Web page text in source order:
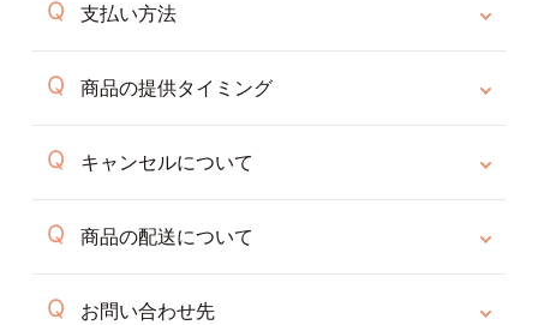
支払い方法
商品の提供タイミング
キャンセルについて
商品の配送について
お問い合わせ先